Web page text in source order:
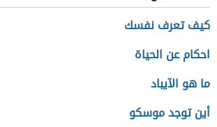
كيف تعرف نفسك
احكام عن الحياة
ما هو الآيباد
أين توجد موسكو